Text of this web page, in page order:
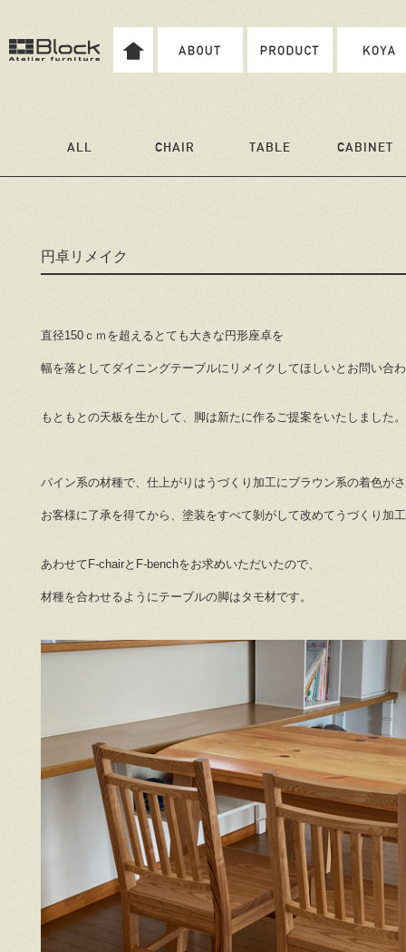
ALL CHAIR TABLE CABINET
円卓リメイク
直径150ｃｍを超えるとても大きな円形座卓を
幅を落としてダイニングテーブルにリメイクしてほしいとお問い合
もともとの天板を生かして、脚は新たに作るご提案をいたしました。
パイン系の材種で、仕上がりはうづくり加工にブラウン系の着色が
お客様に了承を得てから、塗装をすべて剝がして改めてうづくり加
あわせてF-chairとF-benchをお求めいただいたので、
材種を合わせるようにテーブルの脚はタモ材です。